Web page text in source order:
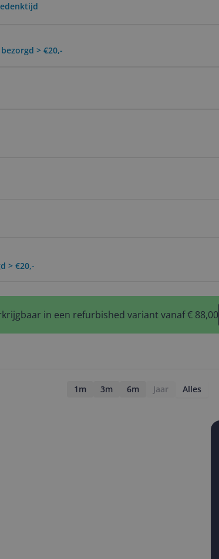
> €20,-
> €20,-
in een refurbished variant vanaf € 88,00
1m 3m 6m Jaar Alles